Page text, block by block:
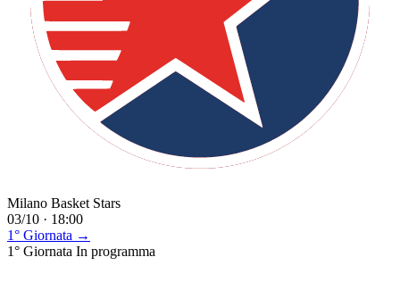
Milano Basket Stars
03/10 · 18:00
1° Giornata →
1° Giornata In programma